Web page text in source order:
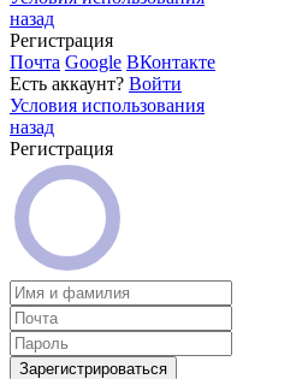
назад
Регистрация
Почта Google ВКонтакте
Есть аккаунт? Войти
Условия использования
назад
Регистрация
Зарегистрироваться